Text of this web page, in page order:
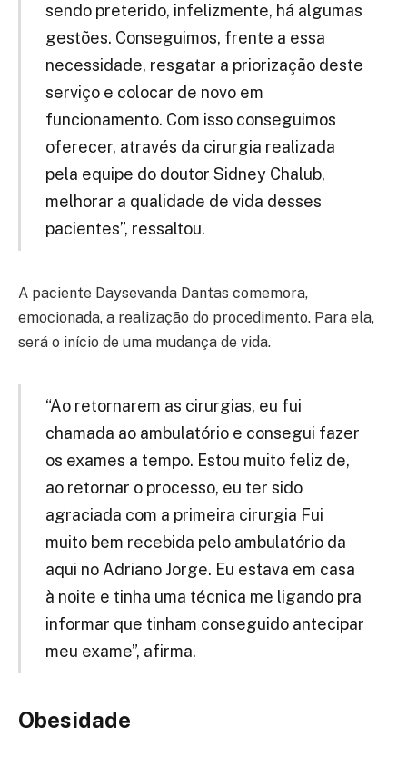
sendo preterido, infelizmente, há algumas
gestões. Conseguimos, frente a essa
necessidade, resgatar a priorização deste
serviço e colocar de novo em
funcionamento. Com isso conseguimos
oferecer, através da cirurgia realizada
pela equipe do doutor Sidney Chalub,
melhorar a qualidade de vida desses
pacientes”, ressaltou.
A paciente Daysevanda Dantas comemora,
emocionada, a realização do procedimento. Para ela,
será o início de uma mudança de vida.
“Ao retornarem as cirurgias, eu fui
chamada ao ambulatório e consegui fazer
os exames a tempo. Estou muito feliz de,
ao retornar o processo, eu ter sido
agraciada com a primeira cirurgia Fui
muito bem recebida pelo ambulatório da
aqui no Adriano Jorge. Eu estava em casa
à noite e tinha uma técnica me ligando pra
informar que tinham conseguido antecipar
meu exame”, afirma.
Obesidade